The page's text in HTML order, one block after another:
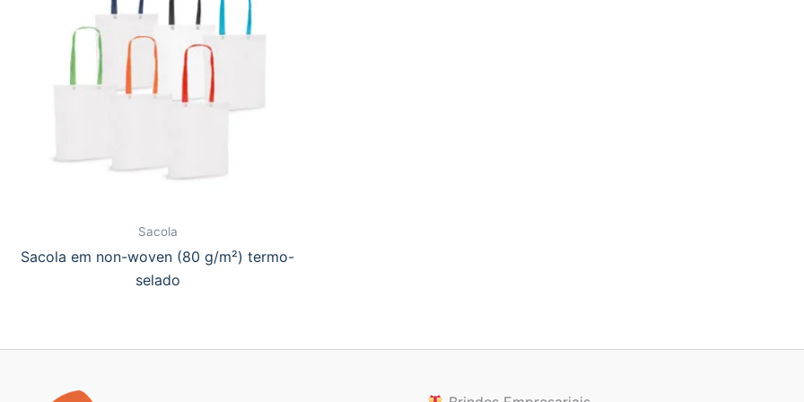
Sacola
Sacola em non-woven (80 g/m²) termo-
selado